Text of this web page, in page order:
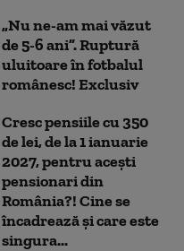
„Nu ne-am mai văzut
de 5-6 ani”. Ruptură
uluitoare în fotbalul
românesc! Exclusiv
Cresc pensiile cu 350
de lei, de la 1 ianuarie
2027, pentru acești
pensionari din
România?! Cine se
încadrează și care este
singura...